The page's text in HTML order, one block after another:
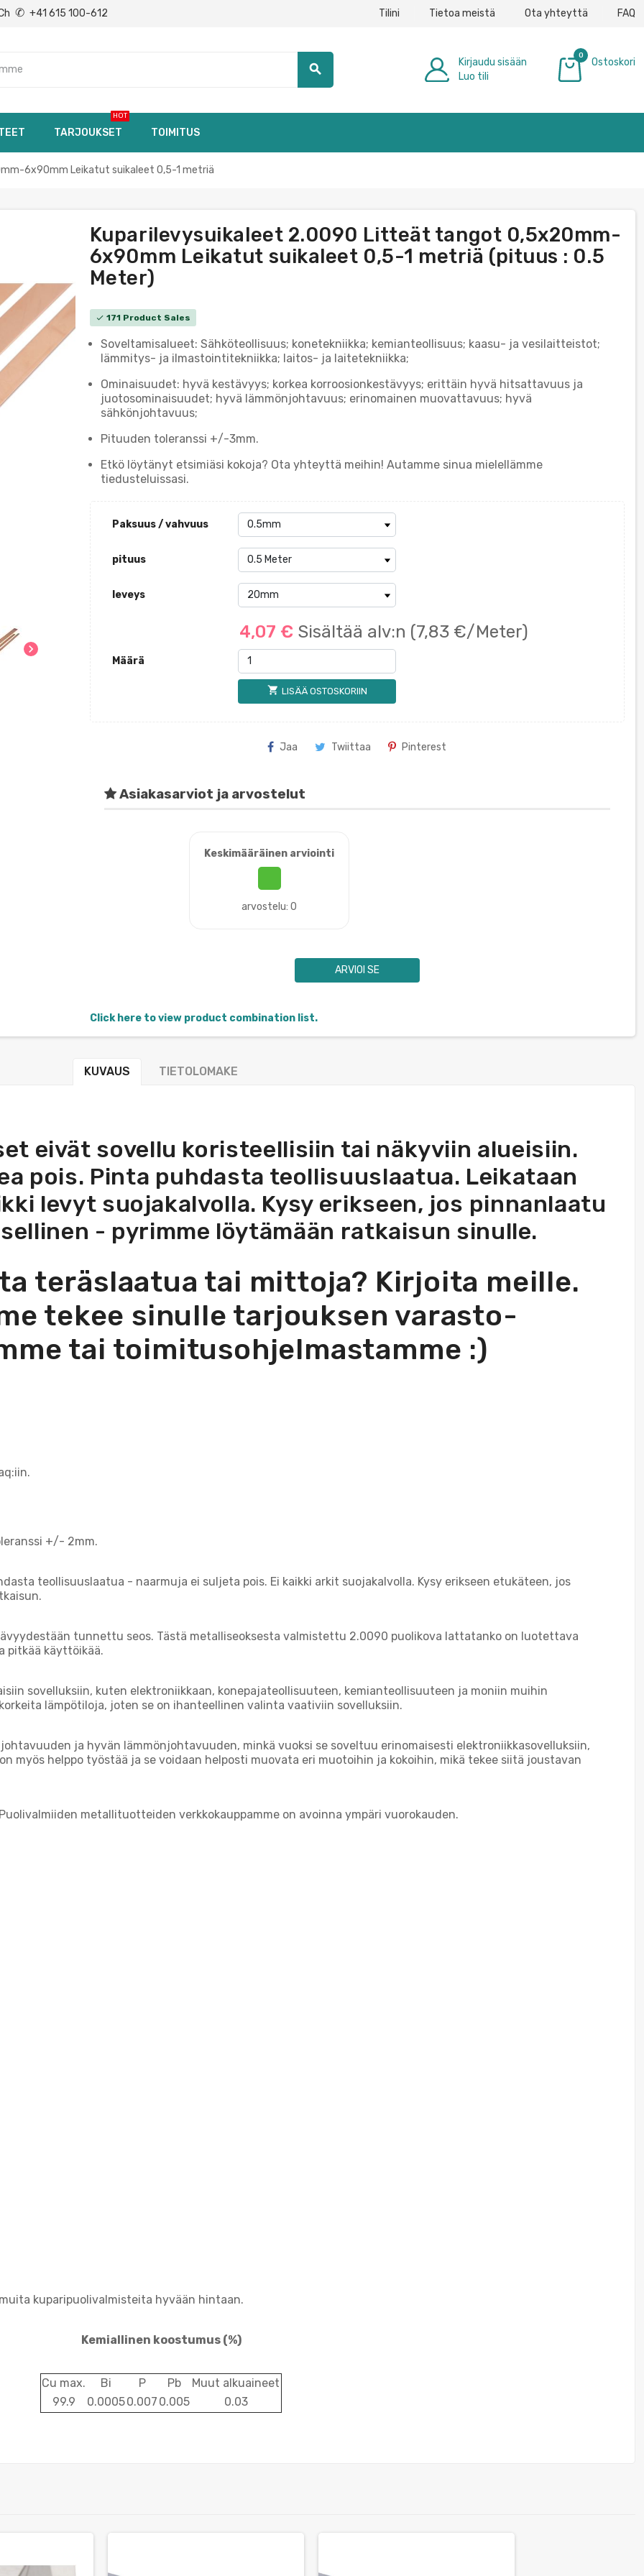
✆ +41 615 100-612 Tilini Tietoa meistä Ota yhteyttä FAQ
search
Kirjaudu sisään
Luo tili
0
Ostoskori
TARJOUKSET
HOT
TOIMITUS
6x90mm Leikatut suikaleet 0,5-1 metriä
chevron_right
Kuparilevysuikaleet 2.0090 Litteät tangot 0,5x20mm-
6x90mm Leikatut suikaleet 0,5-1 metriä (pituus : 0.5
Meter)
check 171 Product Sales
Soveltamisalueet: Sähköteollisuus; konetekniikka; kemianteollisuus; kaasu- ja vesilaitteistot;
lämmitys- ja ilmastointitekniikka; laitos- ja laitetekniikka;
Ominaisuudet: hyvä kestävyys; korkea korroosionkestävyys; erittäin hyvä hitsattavuus ja
juotosominaisuudet; hyvä lämmönjohtavuus; erinomainen muovattavuus; hyvä
sähkönjohtavuus;
Pituuden toleranssi +/-3mm.
Etkö löytänyt etsimiäsi kokoja? Ota yhteyttä meihin! Autamme sinua mielellämme
tiedusteluissasi.
Paksuus / vahvuus
pituus
leveys
4,07 € Sisältää alv:n (7,83 €/Meter)
Määrä
shopping_cart LISÄÄ OSTOSKORIIN
Jaa Twiittaa Pinterest
Asiakasarviot ja arvostelut
Keskimääräinen arviointi
arvostelu: 0
ARVIOI SE
Click here to view product combination list.
KUVAUS TIETOLOMAKE
eivät sovellu koristeellisiin tai näkyviin alueisiin.
pois. Pinta puhdasta teollisuuslaatua. Leikataan
levyt suojakalvolla. Kysy erikseen, jos pinnanlaatu
- pyrimme löytämään ratkaisun sinulle.
teräslaatua tai mittoja? Kirjoita meille.
tekee sinulle tarjouksen varasto-
tai toimitusohjelmastamme :)
+/- 2mm.
teollisuuslaatua - naarmuja ei suljeta pois. Ei kaikki arkit suojakalvolla. Kysy erikseen etukäteen, jos
tunnettu seos. Tästä metalliseoksesta valmistettu 2.0090 puolikova lattatanko on luotettava
pitkää käyttöikää.
sovelluksiin, kuten elektroniikkaan, konepajateollisuuteen, kemianteollisuuteen ja moniin muihin
lämpötiloja, joten se on ihanteellinen valinta vaativiin sovelluksiin.
ja hyvän lämmönjohtavuuden, minkä vuoksi se soveltuu erinomaisesti elektroniikkasovelluksiin,
myös helppo työstää ja se voidaan helposti muovata eri muotoihin ja kokoihin, mikä tekee siitä joustavan
metallituotteiden verkkokauppamme on avoinna ympäri vuorokauden.
kuparipuolivalmisteita hyvään hintaan.
Kemiallinen koostumus (%)
Cu max. Bi P Pb
Muut alkuaineet
99.9
0.00050.007 0.005 0.03